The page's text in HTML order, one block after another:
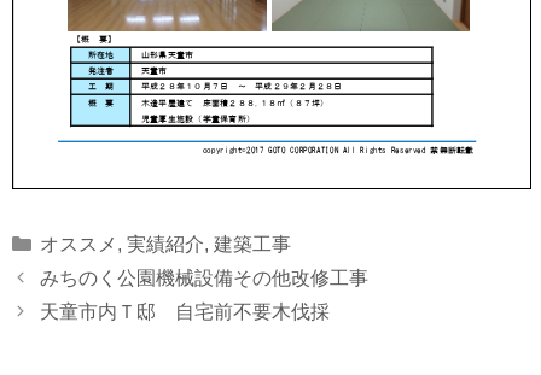
Categories
オススメ , 実績紹介, 建築工事
みちのく公園機械設備その他改修工事
天童市内Ｔ邸 自宅前不要木伐採